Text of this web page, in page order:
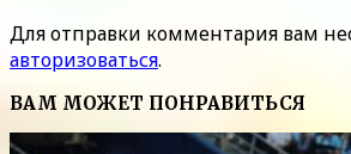
Для отправки комментария вам
авторизоваться.
ВАМ МОЖЕТ ПОНРАВИТЬСЯ